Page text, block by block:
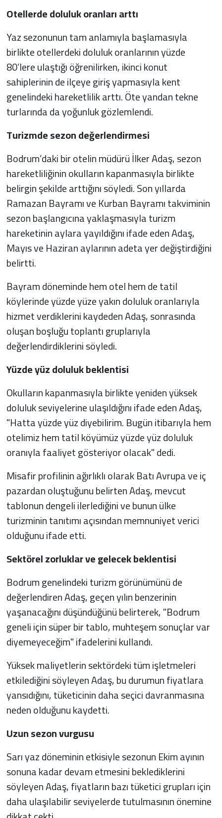
Otellerde doluluk oranları arttı
Yaz sezonunun tam anlamıyla başlamasıyla
birlikte otellerdeki doluluk oranlarının yüzde
80’lere ulaştığı öğrenilirken, ikinci konut
sahiplerinin de ilçeye giriş yapmasıyla kent
genelindeki hareketlilik arttı. Öte yandan tekne
turlarında da yoğunluk gözlemlendi.
Turizmde sezon değerlendirmesi
Bodrum’daki bir otelin müdürü İlker Adaş, sezon
hareketliliğinin okulların kapanmasıyla birlikte
belirgin şekilde arttığını söyledi. Son yıllarda
Ramazan Bayramı ve Kurban Bayramı takviminin
sezon başlangıcına yaklaşmasıyla turizm
hareketinin aylara yayıldığını ifade eden Adaş,
Mayıs ve Haziran aylarının adeta yer değiştirdiğini
belirtti.
Bayram döneminde hem otel hem de tatil
köylerinde yüzde yüze yakın doluluk oranlarıyla
hizmet verdiklerini kaydeden Adaş, sonrasında
oluşan boşluğu toplantı gruplarıyla
değerlendirdiklerini söyledi.
Yüzde yüz doluluk beklentisi
Okulların kapanmasıyla birlikte yeniden yüksek
doluluk seviyelerine ulaşıldığını ifade eden Adaş,
"Hatta yüzde yüz diyebilirim. Bugün itibarıyla hem
otelimiz hem tatil köyümüz yüzde yüz doluluk
oranıyla faaliyet gösteriyor olacak" dedi.
Misafir profilinin ağırlıklı olarak Batı Avrupa ve iç
pazardan oluştuğunu belirten Adaş, mevcut
tablonun dengeli ilerlediğini ve bunun ülke
turizminin tanıtımı açısından memnuniyet verici
olduğunu ifade etti.
Sektörel zorluklar ve gelecek beklentisi
Bodrum genelindeki turizm görünümünü de
değerlendiren Adaş, geçen yılın benzerinin
yaşanacağını düşündüğünü belirterek, "Bodrum
geneli için süper bir tablo, muhteşem sonuçlar var
diyemeyeceğim" ifadelerini kullandı.
Yüksek maliyetlerin sektördeki tüm işletmeleri
etkilediğini söyleyen Adaş, bu durumun fiyatlara
yansıdığını, tüketicinin daha seçici davranmasına
neden olduğunu kaydetti.
Uzun sezon vurgusu
Sarı yaz döneminin etkisiyle sezonun Ekim ayının
sonuna kadar devam etmesini beklediklerini
söyleyen Adaş, fiyatların bazı tüketici grupları için
daha ulaşılabilir seviyelerde tutulmasının önemine